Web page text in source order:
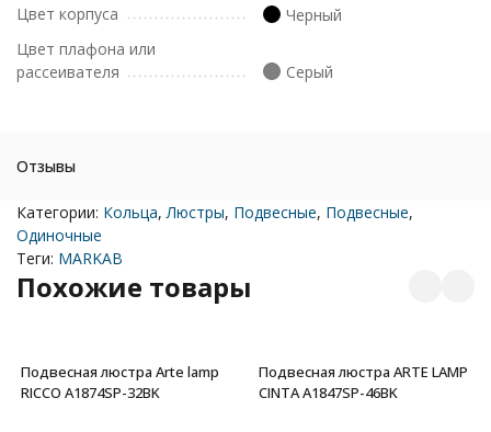
Цвет корпуса
Черный
Цвет плафона или
рассеивателя
Серый
Отзывы
Категории: Кольца, Люстры, Подвесные, Подвесные,
Одиночные
Теги: MARKAB
Похожие товары
Подвесная люстра Arte lamp
RICCO A1874SP-32BK
Подвесная люстра ARTE LAMP
CINTA A1847SP-46BK